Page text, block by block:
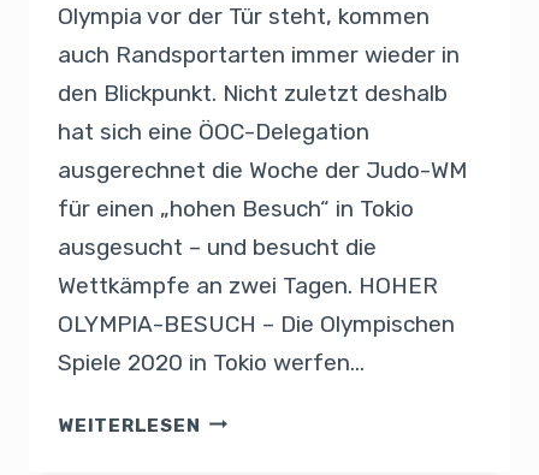
Olympia vor der Tür steht, kommen
auch Randsportarten immer wieder in
den Blickpunkt. Nicht zuletzt deshalb
hat sich eine ÖOC-Delegation
ausgerechnet die Woche der Judo-WM
für einen „hohen Besuch“ in Tokio
ausgesucht – und besucht die
Wettkämpfe an zwei Tagen. HOHER
OLYMPIA-BESUCH – Die Olympischen
Spiele 2020 in Tokio werfen…
WEITERLESEN